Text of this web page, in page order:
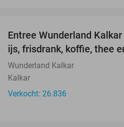
Entree Wunderland
ijs, frisdrank, koffie, thee
Wunderland Kalkar
Kalkar
Verkocht: 26.836